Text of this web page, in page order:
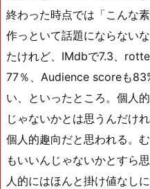
終わった時点では「こんな
作っといて話題にならない
たけれど、IMdbで7.3、
77％、Audience scoreも
い、といったところ。個人
じゃないかとは思うんだけ
個人的趣向だと思われる。
もいいんじゃないかとすら
人的にはほんと掛け値なしに